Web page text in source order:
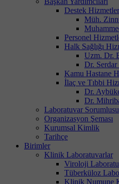
Destek
Müh.
Personel
Halk Sağlığı
Uzm. Dr.
Dr.
Kamu Hastane
İlaç ve Tıbbi
Dr.
Dr.
Laboratuvar Sorumlusu
Organizasyon Şeması
Kurumsal Kimlik
Tarihçe
Birimler
Klinik Laboratuvarlar
Viroloji
Tüberküloz
Klinik Numune